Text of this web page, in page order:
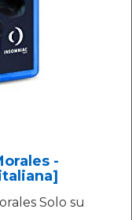
-
Solo su